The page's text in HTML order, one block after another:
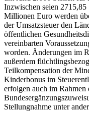
Inzwischen seien
Millionen Euro werden
der Umsatzsteuer den
öffentlichen
vereinbarten
worden. Änderungen im
außerdem
Teilkompensation der
Kinderbonus im
erfolgen auch im Rahmen
Stellungnahme unter